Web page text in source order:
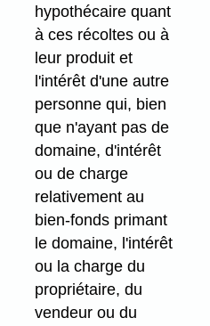
hypothécaire quant
à ces récoltes ou à
leur produit et
l'intérêt d'une autre
personne qui, bien
que n'ayant pas de
domaine, d'intérêt
ou de charge
relativement au
bien-fonds primant
le domaine, l'intérêt
ou la charge du
propriétaire, du
vendeur ou du